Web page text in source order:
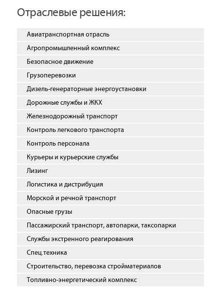
Отраслевые решения:
Авиатранспортная отрасль
Агропромышленный комплекс
Безопасное движение
Грузоперевозки
Дизель-генераторные энергоустановки
Дорожные службы и ЖКХ
Железнодорожный транспорт
Контроль легкового транспорта
Контроль персонала
Курьеры и курьерские службы
Лизинг
Логистика и дистрибуция
Морской и речной транспорт
Опасные грузы
Пассажирский транспорт, автопарки, таксопарки
Службы экстренного реагирования
Спец.техника
Строительство, перевозка стройматериалов
Топливно-энергетический комплекс